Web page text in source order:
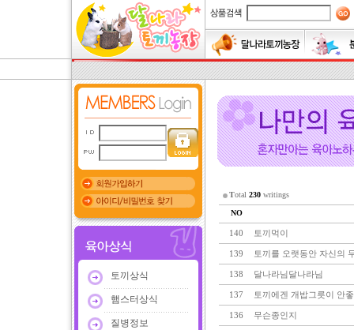
토끼상식
햄스터상식
질병정보
Total 230 writings
NO
140 토끼먹이
139 토끼를 오랫동안 자신의
138 달나라님달나라님
137 토끼에겐 개밥그릇이 안
136 무슨종인지